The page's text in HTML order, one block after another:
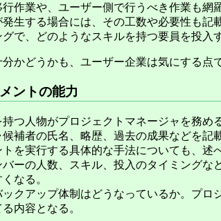
作業や、ユーザー側で行うべき作業も
生する場合には、その工数や必要性も記
で、どのようなスキルを持つ要員を投入
かどうかも、ユーザー企業は気にする点
ントの能力
つ人物がプロジェクトマネージャを務め
補者の氏名、略歴、過去の成果などを記
を実行する具体的な手法についても、述
ーの人数、スキル、投入のタイミング
なる。
クアップ体制はどうなっているか。プ
内容となる。